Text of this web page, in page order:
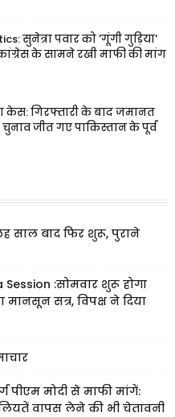
सुनेत्रा पवार को 'गूंगी गुड़िया'
के सामने रखी माफी की मांग
केस: गिरफ्तारी के बाद जमानत
जीत गए पाकिस्तान के पूर्व
साल बाद फिर शुरू, पुराने
Session :सोमवार शुरू होगा
मानसून सत्र, विपक्ष ने दिया
पीएम मोदी से माफी मांगें:
वापस लेने की भी चेतावनी